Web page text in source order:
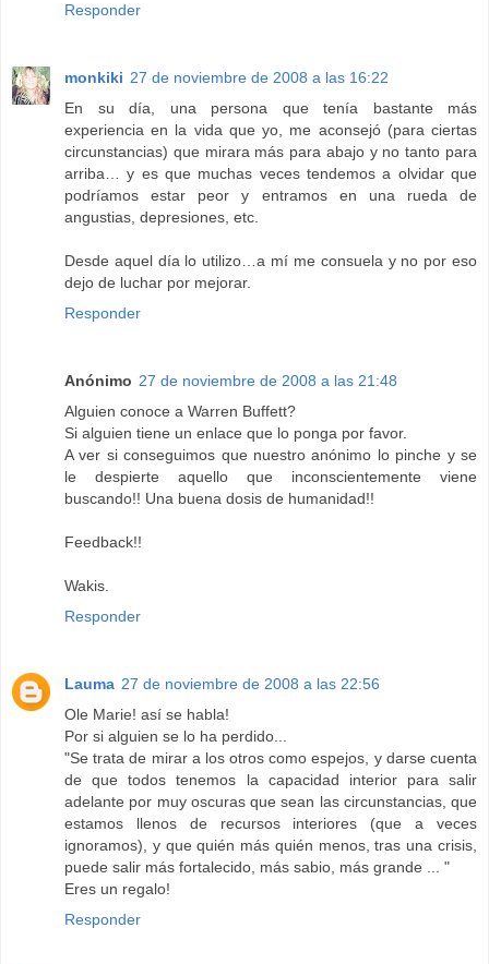
Responder
monkiki 27 de noviembre de 2008 a las 16:22
En su día, una persona que tenía bastante más
experiencia en la vida que yo, me aconsejó (para ciertas
circunstancias) que mirara más para abajo y no tanto para
arriba… y es que muchas veces tendemos a olvidar que
podríamos estar peor y entramos en una rueda de
angustias, depresiones, etc.
Desde aquel día lo utilizo…a mí me consuela y no por eso
dejo de luchar por mejorar.
Responder
Anónimo 27 de noviembre de 2008 a las 21:48
Alguien conoce a Warren Buffett?
Si alguien tiene un enlace que lo ponga por favor.
A ver si conseguimos que nuestro anónimo lo pinche y se
le despierte aquello que inconscientemente viene
buscando!! Una buena dosis de humanidad!!
Feedback!!
Wakis.
Responder
Lauma 27 de noviembre de 2008 a las 22:56
Ole Marie! así se habla!
Por si alguien se lo ha perdido...
"Se trata de mirar a los otros como espejos, y darse cuenta
de que todos tenemos la capacidad interior para salir
adelante por muy oscuras que sean las circunstancias, que
estamos llenos de recursos interiores (que a veces
ignoramos), y que quién más quién menos, tras una crisis,
puede salir más fortalecido, más sabio, más grande ... "
Eres un regalo!
Responder